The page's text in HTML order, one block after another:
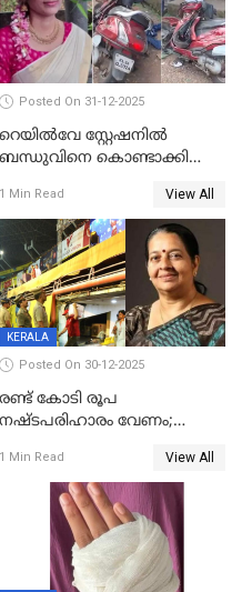
Posted On 31-12-2025
റെയിൽവേ സ്റ്റേഷനിൽ
ബന്ധുവിനെ കൊണ്ടാക്കി
ലോറി സ്കൂട്ടറിൽ ഇടിച്ചു :
യുവതിക്ക് ദാരുണാന്ത്യം
1 Min Read View All
KERALA
Posted On 30-12-2025
രണ്ട് കോടി രൂപ
നഷ്ടപരിഹാരം വേണം;
നോട്ടീസയച്ച് ഉമാ തോമസ്
1 Min Read View All